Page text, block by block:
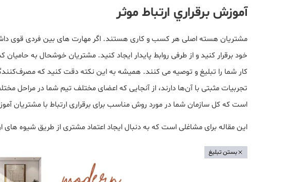
آموزش برقراري ارتباط موثر
مشتریان هسته اصلی هر کسب و کاری هستند. اگر مهارت های بین فردی قوی
خود برقرار کنید و از طرفی روابط پایدار ایجاد کنید. مشتریان خوشحال به
کار شما را تبلیغ و توصیه می کنند. همیشه به این نکته دقت کنید که
تجربیات مثبتی با آن‌ها دارند، از آنجایی که اعضای مختلف تیم شما در مراحل
است که کل سازمان شما در مورد روش مناسب برای برقراری ارتباط با مشتریان
این مقاله برای مشاغلی است که به دنبال ایجاد اعتماد مشتری از طریق شیوه های
بستن تبلیغ